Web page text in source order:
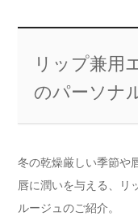
リップ兼用
のパーソナ
冬の乾燥厳しい季節や
唇に潤いを与える、リ
ルージュのご紹介。